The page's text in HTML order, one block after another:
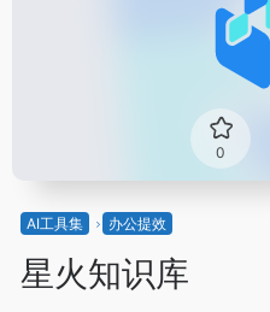
0
AI工具集 办公提效
星火知识库